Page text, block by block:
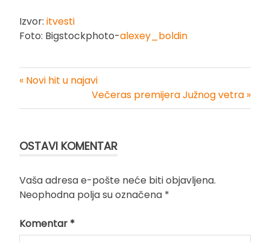
Izvor: itvesti
Foto: Bigstockphoto-alexey_boldin
« Novi hit u najavi
Večeras premijera Južnog vetra »
OSTAVI KOMENTAR
Vaša adresa e-pošte neće biti objavljena.
Neophodna polja su označena *
Komentar *